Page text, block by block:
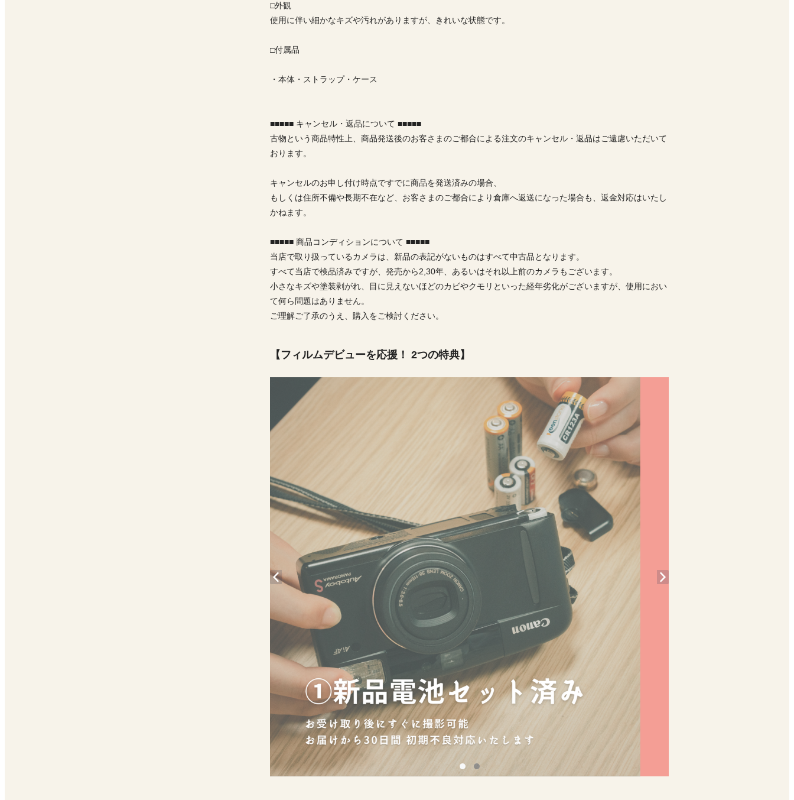
□外観
使用に伴い細かなキズや汚れがありますが、きれいな状態です。
□付属品
・本体・ストラップ・ケース
■■■■■ キャンセル・返品について ■■■■■
古物という商品特性上、商品発送後のお客さまのご都合による注文のキャンセル・返品はご遠慮いただいて
おります。
キャンセルのお申し付け時点ですでに商品を発送済みの場合、
もしくは住所不備や長期不在など、お客さまのご都合により倉庫へ返送になった場合も、返金対応はいたし
かねます。
■■■■■ 商品コンディションについて ■■■■■
当店で取り扱っているカメラは、新品の表記がないものはすべて中古品となります。
すべて当店で検品済みですが、発売から2,30年、あるいはそれ以上前のカメラもございます。
小さなキズや塗装剥がれ、目に見えないほどのカビやクモリといった経年劣化がございますが、使用におい
て何ら問題はありません。
ご理解ご了承のうえ、購入をご検討ください。
【フィルムデビューを応援！ 2つの特典】